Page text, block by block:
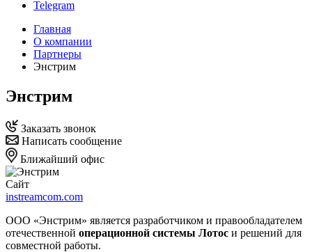
Telegram
Главная
О компании
Партнеры
Энстрим
Энстрим
Заказать звонок
Написать сообщение
Ближайший офис
Сайт
instreamcom.com
ООО «Энстрим» является разработчиком и правообладателем
отечественной операционной системы Лотос и решений для
совместной работы.